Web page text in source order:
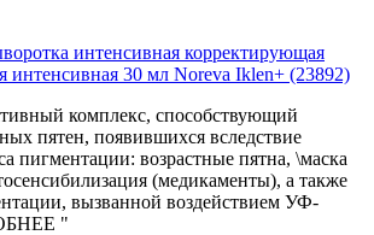
интенсивная корректирующая
интенсивная 30 мл Noreva Iklen+ (23892)
комплекс, способствующий
пятен, появившихся вследствие
пигментации: возрастные пятна, \маска
(медикаменты), а также
вызванной воздействием УФ-
"